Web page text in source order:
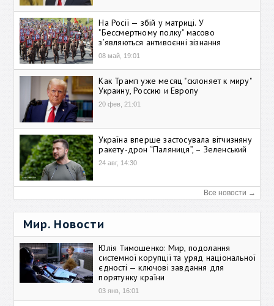
На Росії — збій у матриці. У
"Бессмертному полку" масово
зʼявляються антивоєнні зізнання
08 май, 19:01
Как Трамп уже месяц "склоняет к миру"
Украину, Россию и Европу
20 фев, 21:01
Україна вперше застосувала вітчизняну
ракету-дрон “Паляниця”, – Зеленський
24 авг, 14:30
Все новости →
Мир. Новости
Юлія Тимошенко: Мир, подолання
системної корупції та уряд національної
єдності — ключові завдання для
порятунку країни
03 янв, 16:01